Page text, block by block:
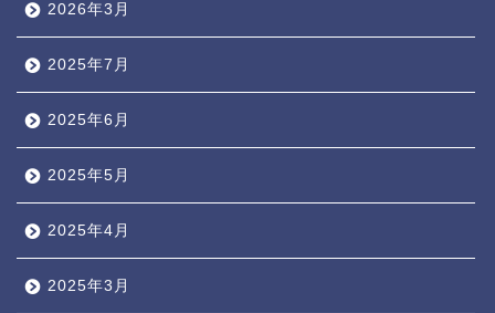
2026年3月
2025年7月
2025年6月
2025年5月
2025年4月
2025年3月